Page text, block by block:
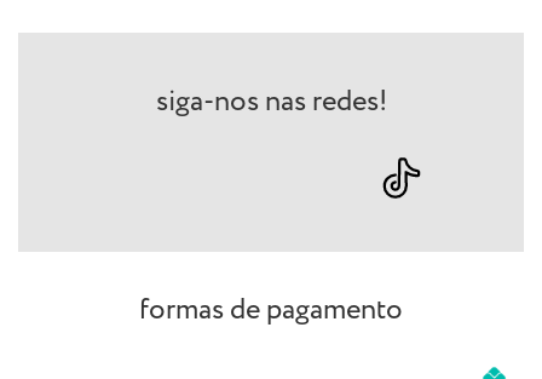
siga-nos nas redes!
formas de pagamento